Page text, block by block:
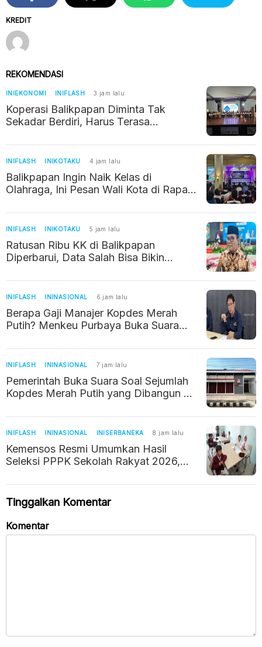
KREDIT
REKOMENDASI
INIEKONOMI INIFLASH 3 jam lalu
Koperasi Balikpapan Diminta Tak
Sekadar Berdiri, Harus Terasa
INIFLASH INIKOTAKU 4 jam lalu
Balikpapan Ingin Naik Kelas di
Olahraga, Ini Pesan Wali Kota di Rapat
INIFLASH INIKOTAKU 5 jam lalu
Ratusan Ribu KK di Balikpapan
Diperbarui, Data Salah Bisa Bikin
INIFLASH ININASIONAL 6 jam lalu
Berapa Gaji Manajer Kopdes Merah
Putih? Menkeu Purbaya Buka Suara
INIFLASH ININASIONAL 7 jam lalu
Pemerintah Buka Suara Soal Sejumlah
Kopdes Merah Putih yang Dibangun di
INIFLASH ININASIONAL INISERBANEKA 8 jam lalu
Kemensos Resmi Umumkan Hasil
Seleksi PPPK Sekolah Rakyat 2026,
Tinggalkan Komentar
Komentar